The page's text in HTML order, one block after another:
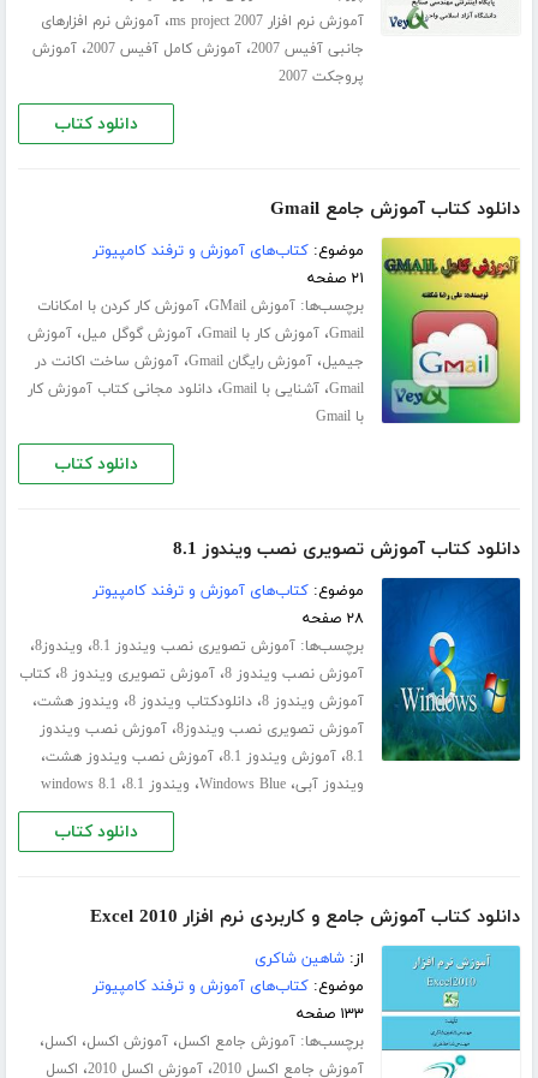
آموزش نرم افزار ms project 2007 ،آموزش نرم افزارهای
جانبی آفیس 2007
،آموزش کامل آفیس 2007 ،آموزش
پروجکت 2007
دانلود کتاب
دانلود کتاب آموزش جامع Gmail
موضوع:کتاب‌های آموزش و ترفند کامپیوتر
۲۱ صفحه
برچسب‌ها:آموزش GMail ،آموزش کار کردن با امکانات
Gmail،آموزش کار با Gmail ،آموزش گوگل میل،آموزش
جیمیل،آموزش رایگان Gmail ،آموزش ساخت اکانت در
Gmail،آشنایی با Gmail ،دانلود مجانی کتاب آموزش کار
با Gmail
دانلود کتاب
دانلود کتاب آموزش تصویری نصب ویندوز 8.1
موضوع:کتاب‌های آموزش و ترفند کامپیوتر
۲۸ صفحه
برچسب‌ها:آموزش تصویری نصب ویندوز 8.1 ، ویندوز8 ،
آموزش نصب ویندوز 8 ،آموزش تصویری ویندوز 8 ،کتاب
آموزش ویندوز 8 ،دانلودکتاب ویندوز 8 ، ویندوز هشت،
آموزش تصویری نصب ویندوز8 ،آموزش نصب ویندوز
8.1،آموزش ویندوز 8.1 ،آموزش نصب ویندوز هشت،
ویندوز آبی،Windows Blue، ویندوز 8.1 ، windows 8.1
دانلود کتاب
دانلود کتاب آموزش جامع و کاربردی نرم افزار Excel 2010
از:شاهین شاکری
موضوع:کتاب‌های آموزش و ترفند کامپیوتر
۱۳۳ صفحه
برچسب‌ها:آموزش جامع اکسل،آموزش اکسل، اکسل،
آموزش جامع اکسل 2010 ،آموزش اکسل 2010 ، اکسل